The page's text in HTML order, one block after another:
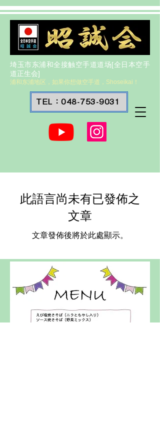
埼玉市东浦和全接触空手道道场[全日本空手
道正生会]
浦和东浦地区，如果你想做空手道，Shoseikai！
TEL：048-753-9031
此語言尚未有已發佈之
文章
文章發佈後將於此處顯示。